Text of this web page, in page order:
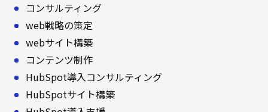
コンサルティング
web戦略の策定
webサイト構築
コンテンツ制作
HubSpot導入コンサルティング
HubSpotサイト構築